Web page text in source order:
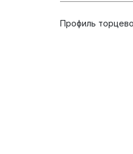
Профиль